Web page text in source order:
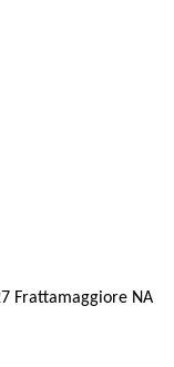
Frattamaggiore NA